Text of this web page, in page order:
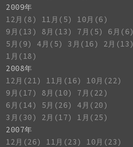
2009年
12月(8)
11月(5)
10月(6)
9月(13)
8月(13) 7月(5)
6月(6)
5月(9)
4月(5) 3月(16)
2月(13)
1月(18)
2008年
12月(21)
11月(16)
10月(22)
9月(17)
8月(10)
7月(22)
6月(14)
5月(26)
4月(20)
3月(30)
2月(17)
1月(25)
2007年
12月(26)
11月(23)
10月(23)